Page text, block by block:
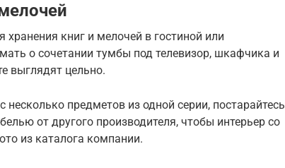
книг и мелочей в гостиной или
о сочетании тумбы под телевизор, шкафчика и
выглядят цельно.
несколько предметов из одной серии, постарайтесь
от другого производителя, чтобы интерьер со
из каталога компании.